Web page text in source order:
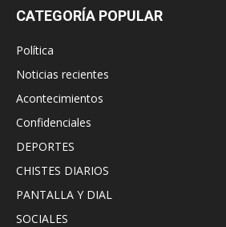
CATEGORÍA POPULAR
Política
Noticias recientes
Acontecimientos
Confidenciales
DEPORTES
CHISTES DIARIOS
PANTALLA Y DIAL
SOCIALES